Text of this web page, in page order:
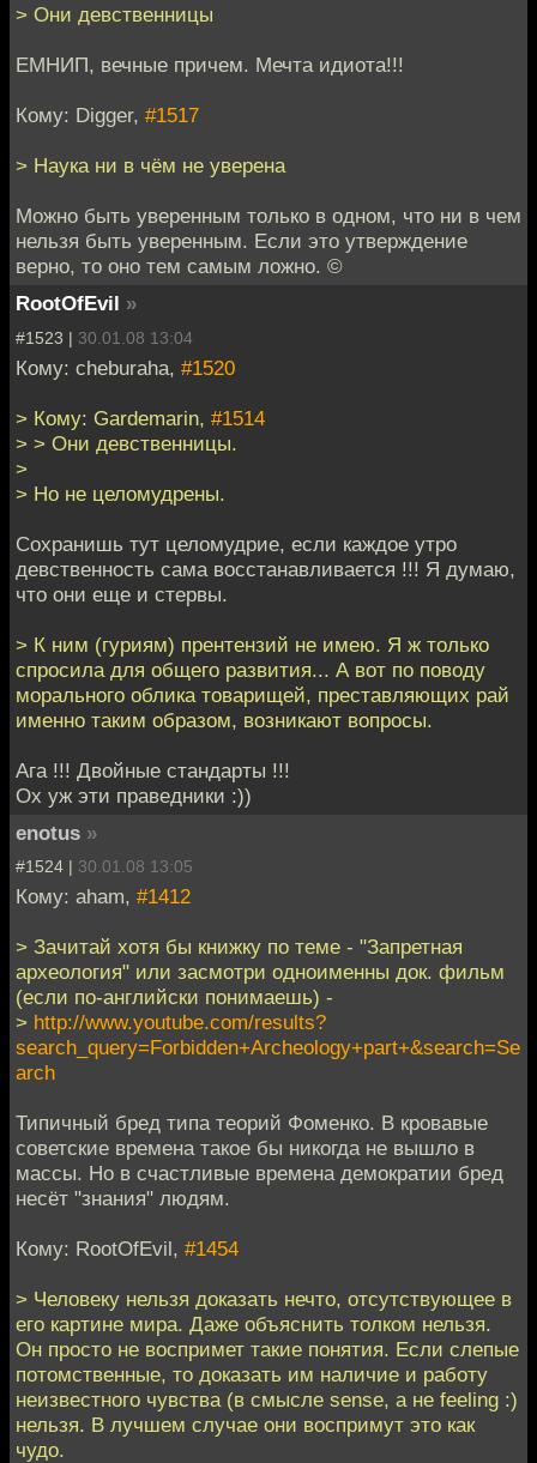
> Они девственницы
ЕМНИП, вечные причем. Мечта идиота!!!
Кому: Digger, #1517
> Наука ни в чём не уверена
Можно быть уверенным только в одном, что ни в чем
нельзя быть уверенным. Если это утверждение
верно, то оно тем самым ложно. ©
RootOfEvil »
#1523 | 30.01.08 13:04
Кому: cheburaha, #1520
> Кому: Gardemarin, #1514
> > Они девственницы.
>
> Но не целомудрены.
Сохранишь тут целомудрие, если каждое утро
девственность сама восстанавливается !!! Я думаю,
что они еще и стервы.
> К ним (гуриям) прентензий не имею. Я ж только
спросила для общего развития... А вот по поводу
морального облика товарищей, преставляющих рай
именно таким образом, возникают вопросы.
Ага !!! Двойные стандарты !!!
Ох уж эти праведники :))
enotus »
#1524 | 30.01.08 13:05
Кому: aham, #1412
> Зачитай хотя бы книжку по теме - "Запретная
археология" или засмотри одноименны док. фильм
(если по-английски понимаешь) -
> http://www.youtube.com/results?
search_query=Forbidden+Archeology+part+&search=Se
arch
Типичный бред типа теорий Фоменко. В кровавые
советские времена такое бы никогда не вышло в
массы. Но в счастливые времена демократии бред
несёт "знания" людям.
Кому: RootOfEvil, #1454
> Человеку нельзя доказать нечто, отсутствующее в
его картине мира. Даже объяснить толком нельзя.
Он просто не воспримет такие понятия. Если слепые
потомственные, то доказать им наличие и работу
неизвестного чувства (в смысле sense, а не feeling :)
нельзя. В лучшем случае они воспримут это как
чудо.